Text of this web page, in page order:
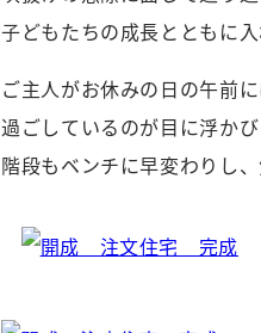
子どもたちの成長とともに
ご主人がお休みの日の午前
過ごしているのが目に浮かび
階段もベンチに早変わりし